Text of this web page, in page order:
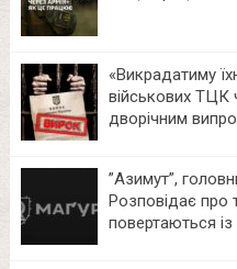
«Викрадатиму
військових ТЦК
дворічним
⁨”Азимут”,
Розповідає про
повертаються